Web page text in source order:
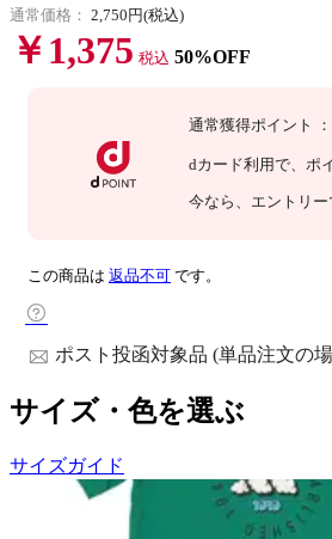
通常価格： 2,750円(税込)
￥1,375 税込 50%OFF
通常獲得ポイント ：
dカード利用で、 ポ
今なら 、エントリ
この商品は 返品不可 です。
ポスト投函対象品 (単品注文の
サイズ・色を選ぶ
サイズガイド